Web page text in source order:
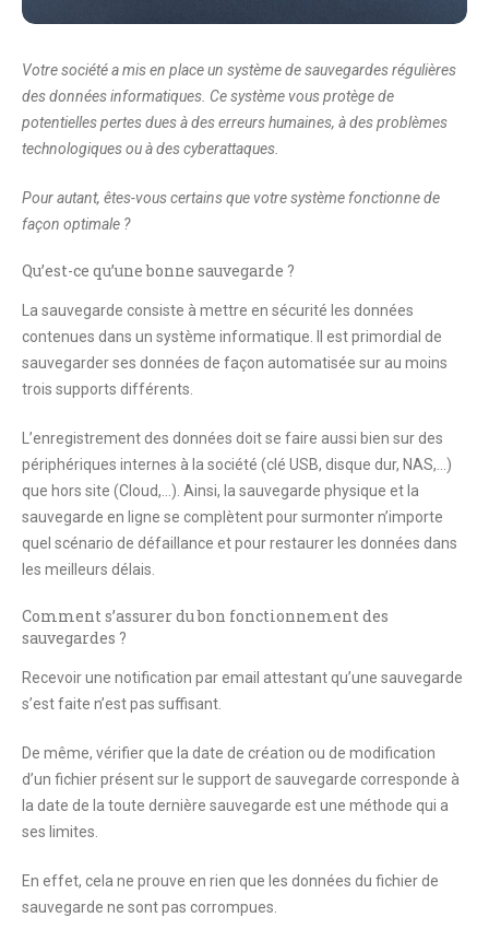
Votre société a mis en place un système de sauvegardes régulières
des données informatiques. Ce système vous protège de
potentielles pertes dues à des erreurs humaines, à des problèmes
technologiques ou à des cyberattaques.
Pour autant, êtes-vous certains que votre système fonctionne de
façon optimale ?
Qu’est-ce qu’une bonne sauvegarde ?
La sauvegarde consiste à mettre en sécurité les données
contenues dans un système informatique. Il est primordial de
sauvegarder ses données de façon automatisée sur au moins
trois supports différents
L’enregistrement des données doit se faire aussi bien sur des
périphériques internes à la société (clé USB, disque dur, NAS,…)
que hors site (Cloud,…). Ainsi, la sauvegarde physique et la
sauvegarde en ligne se complètent pour surmonter n’importe
quel scénario de défaillance et pour restaurer les données dans
les meilleurs délais.
Comment s’assurer du bon fonctionnement des
sauvegardes ?
Recevoir une notification par email attestant qu’une sauvegarde
s’est faite n’est pas suffisant.
De même, vérifier que la date de création ou de modification
d’un fichier présent sur le support de sauvegarde corresponde à
la date de la toute dernière sauvegarde est une méthode qui a
ses limites.
En effet, cela ne prouve en rien que les données du fichier de
sauvegarde ne sont pas corrompues.